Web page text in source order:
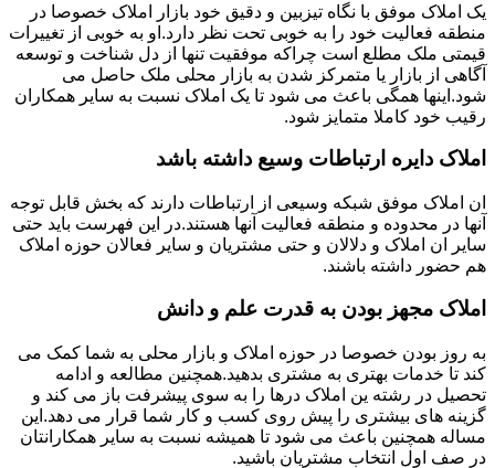
یک املاک موفق با نگاه تیزبین و دقیق خود بازار املاک خصوصا در
منطقه فعالیت خود را به خوبی تحت نظر دارد.او به خوبی از تغییرات
قیمتی ملک مطلع است چراکه موفقیت تنها از دل شناخت و توسعه
آگاهی از بازار یا متمرکز شدن به بازار محلی ملک حاصل می
شود.اینها همگی باعث می شود تا یک املاک نسبت به سایر همکاران
رقیب خود کاملا متمایز شود.
املاک دایره ارتباطات وسیع داشته باشد
ان املاک موفق شبکه وسیعی از ارتباطات دارند که بخش قابل توجه
آنها در محدوده و منطقه فعالیت آنها هستند.در این فهرست باید حتی
سایر ان املاک و دلالان و حتی مشتریان و سایر فعالان حوزه املاک
هم حضور داشته باشند.
املاک مجهز بودن به قدرت علم و دانش
به روز بودن خصوصا در حوزه املاک و بازار محلی به شما کمک می
کند تا خدمات بهتری به مشتری بدهید.همچنین مطالعه و ادامه
تحصیل در رشته ین املاک درها را به سوی پیشرفت باز می کند و
گزینه های بیشتری را پیش روی کسب و کار شما قرار می دهد.این
مساله همچنین باعث می شود تا همیشه نسبت به سایر همکارانتان
در صف اول انتخاب مشتریان باشید.